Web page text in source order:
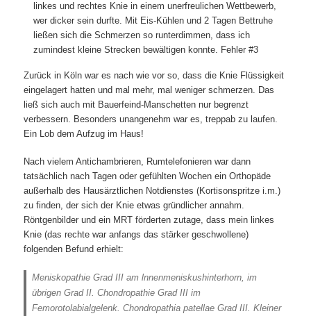
linkes und rechtes Knie in einem unerfreulichen Wettbewerb,
wer dicker sein durfte. Mit Eis-Kühlen und 2 Tagen Bettruhe
ließen sich die Schmerzen so runterdimmen, dass ich
zumindest kleine Strecken bewältigen konnte. Fehler #3
Zurück in Köln war es nach wie vor so, dass die Knie Flüssigkeit
eingelagert hatten und mal mehr, mal weniger schmerzen. Das
ließ sich auch mit Bauerfeind-Manschetten nur begrenzt
verbessern. Besonders unangenehm war es, treppab zu laufen.
Ein Lob dem Aufzug im Haus!
Nach vielem Antichambrieren, Rumtelefonieren war dann
tatsächlich nach Tagen oder gefühlten Wochen ein Orthopäde
außerhalb des Hausärztlichen Notdienstes (Kortisonspritze i.m.)
zu finden, der sich der Knie etwas gründlicher annahm.
Röntgenbilder und ein MRT förderten zutage, dass mein linkes
Knie (das rechte war anfangs das stärker geschwollene)
folgenden Befund erhielt:
Meniskopathie Grad III am lnnenmeniskushinterhorn, im
übrigen Grad II. Chondropathie Grad III im
Femorotolabialgelenk. Chondropathia patellae Grad III. Kleiner